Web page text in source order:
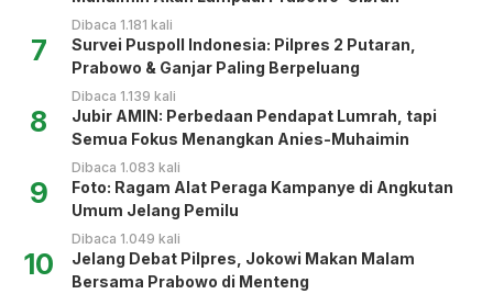
Dibaca 1.181 kali
7
Survei Puspoll Indonesia: Pilpres 2 Putaran,
Prabowo & Ganjar Paling Berpeluang
Dibaca 1.139 kali
8
Jubir AMIN: Perbedaan Pendapat Lumrah, tapi
Semua Fokus Menangkan Anies-Muhaimin
Dibaca 1.083 kali
9
Foto: Ragam Alat Peraga Kampanye di Angkutan
Umum Jelang Pemilu
Dibaca 1.049 kali
10
Jelang Debat Pilpres, Jokowi Makan Malam
Bersama Prabowo di Menteng